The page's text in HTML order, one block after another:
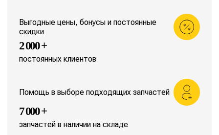
Выгодные цены, бонусы и постоянные
скидки
2 000 +
постоянных клиентов
Помощь в выборе подходящих запчастей
7 000 +
запчастей в наличии на складе